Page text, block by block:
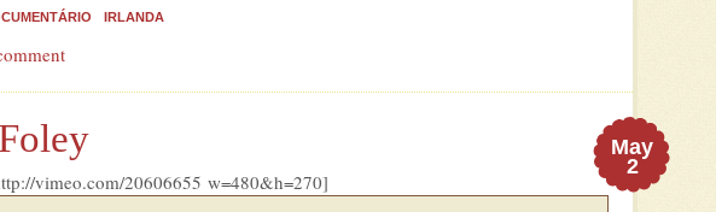
IRLANDA
May
2
vimeo.com/20606655 w=480&h=270]